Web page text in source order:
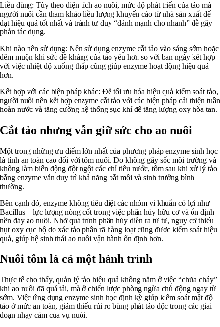
Liều dùng: Tùy theo diện tích ao nuôi, mức độ phát triển của tảo mà
người nuôi cần tham khảo liều lượng khuyến cáo từ nhà sản xuất để
đạt hiệu quả tốt nhất và tránh tư duy “đánh mạnh cho nhanh” dễ gây
phản tác dụng.
Khi nào nên sử dụng: Nên sử dụng enzyme cắt tảo vào sáng sớm hoặc
đêm muộn khi sức đề kháng của tảo yếu hơn so với ban ngày kết hợp
với việc nhiệt độ xuống thấp cũng giúp enzyme hoạt động hiệu quả
hơn.
Kết hợp với các biện pháp khác: Để tối ưu hóa hiệu quả kiểm soát tảo,
người nuôi nên kết hợp enzyme cắt tảo với các biện pháp cải thiện tuần
hoàn nước và tăng cường hệ thống sục khí để tăng lượng oxy hòa tan.
Cắt tảo nhưng vẫn giữ sức cho ao nuôi
Một trong những ưu điểm lớn nhất của phương pháp enzyme sinh học
là tính an toàn cao đối với tôm nuôi. Do không gây sốc môi trường và
không làm biến động đột ngột các chỉ tiêu nước, tôm sau khi xử lý tảo
bằng enzyme vẫn duy trì khả năng bắt mồi và sinh trưởng bình
thường.
Bên cạnh đó, enzyme không tiêu diệt các nhóm vi khuẩn có lợi như
Bacillus – lực lượng nòng cốt trong việc phân hủy hữu cơ và ổn định
nền đáy ao nuôi. Nhờ quá trình phân hủy diễn ra từ từ, nguy cơ thiếu
hụt oxy cục bộ do xác tảo phân rã hàng loạt cũng được kiểm soát hiệu
quả, giúp hệ sinh thái ao nuôi vận hành ổn định hơn.
Nuôi tôm là cả một hành trình
Thực tế cho thấy, quản lý tảo hiệu quả không nằm ở việc “chữa cháy”
khi ao nuôi đã quá tải, mà ở chiến lược phòng ngừa chủ động ngay từ
sớm. Việc ứng dụng enzyme sinh học định kỳ giúp kiểm soát mật độ
tảo ở mức an toàn, giảm thiểu rủi ro bùng phát tảo độc trong các giai
đoạn nhạy cảm của vụ nuôi.